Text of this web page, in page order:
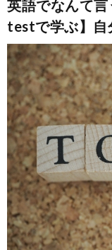
英語でなんて
testで学ぶ】自